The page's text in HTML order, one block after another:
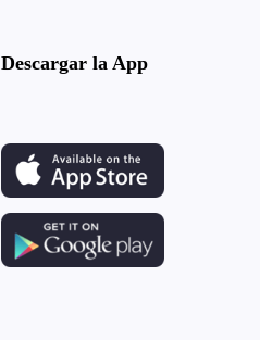
Descargar la App